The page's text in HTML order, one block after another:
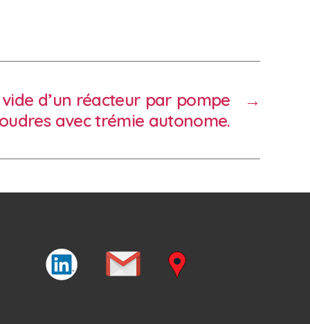
→
d’un réacteur par pompe
avec trémie autonome.